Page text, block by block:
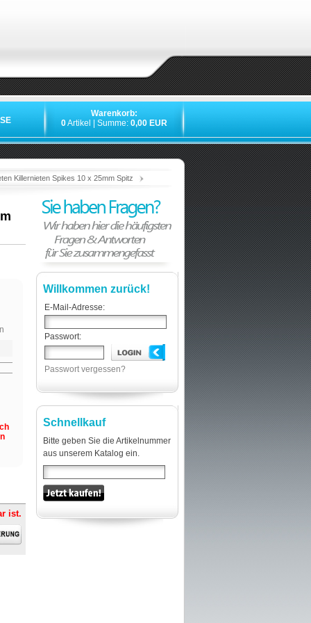
Warenkorb:
0Artikel | Summe: 0,00 EUR
Killernieten Spikes 10 x 25mm Spitz
ist.
Willkommen zurück!
E-Mail-Adresse:
Passwort:
Passwort vergessen?
Schnellkauf
Bitte geben Sie die Artikelnummer
aus unserem Katalog ein.